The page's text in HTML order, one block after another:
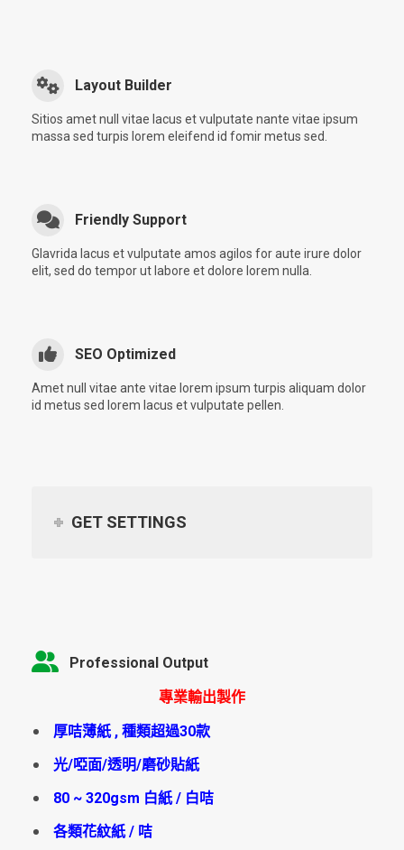
Layout Builder
Sitios amet null vitae lacus et vulputate nante vitae ipsum
massa sed turpis lorem eleifend id fomir metus sed.
Friendly Support
Glavrida lacus et vulputate amos agilos for aute irure dolor
elit, sed do tempor ut labore et dolore lorem nulla.
SEO Optimized
Amet null vitae ante vitae lorem ipsum turpis aliquam dolor
id metus sed lorem lacus et vulputate pellen.
GET SETTINGS
Professional Output
專業輸出製作
厚咭薄紙 , 種類超過30款
光/啞面/透明/磨砂貼紙
80 ~ 320gsm 白紙 / 白咭
各類花紋紙 / 咭